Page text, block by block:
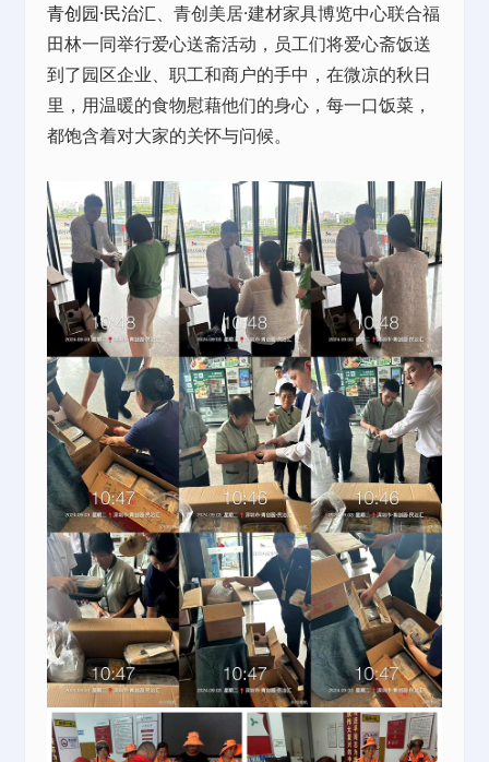
青创园·民治汇、青创美居·建材家具博览中心联合福
田林一同举行爱心送斋活动，员工们将爱心斋饭送
到了园区企业、职工和商户的手中，在微凉的秋日
里，用温暖的食物慰藉他们的身心，每一口饭菜，
都饱含着对大家的关怀与问候。